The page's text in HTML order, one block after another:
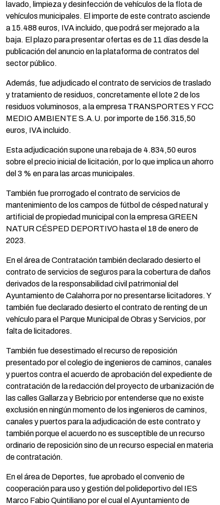
lavado, limpieza y desinfección de vehículos de la flota de
vehículos municipales. El importe de este contrato asciende
a 15.488 euros, IVA incluido, que podrá ser mejorado a la
baja. El plazo para presentar ofertas es de 11 días desde la
publicación del anuncio en la plataforma de contratos del
sector público.
Además, fue adjudicado el contrato de servicios de traslado
y tratamiento de residuos, concretamente el lote 2 de los
residuos voluminosos, a la empresa TRANSPORTES Y FCC
MEDIO AMBIENTE S.A.U. por importe de 156.315,50
euros, IVA incluido.
Esta adjudicación supone una rebaja de 4.834,50 euros
sobre el precio inicial de licitación, por lo que implica un ahorro
del 3 % en para las arcas municipales.
También fue prorrogado el contrato de servicios de
mantenimiento de los campos de fútbol de césped natural y
artificial de propiedad municipal con la empresa GREEN
NATUR CÉSPED DEPORTIVO hasta el 18 de enero de
2023.
En el área de Contratación también declarado desierto el
contrato de servicios de seguros para la cobertura de daños
derivados de la responsabilidad civil patrimonial del
Ayuntamiento de Calahorra por no presentarse licitadores. Y
también fue declarado desierto el contrato de renting de un
vehículo para el Parque Municipal de Obras y Servicios, por
falta de licitadores.
También fue desestimado el recurso de reposición
presentado por el colegio de ingenieros de caminos, canales
y puertos contra el acuerdo de aprobación del expediente de
contratación de la redacción del proyecto de urbanización de
las calles Gallarza y Bebricio por entenderse que no existe
exclusión en ningún momento de los ingenieros de caminos,
canales y puertos para la adjudicación de este contrato y
también porque el acuerdo no es susceptible de un recurso
ordinario de reposición sino de un recurso especial en materia
de contratación.
En el área de Deportes, fue aprobado el convenio de
cooperación para uso y gestión del polideportivo del IES
Marco Fabio Quintiliano por el cual el Ayuntamiento de